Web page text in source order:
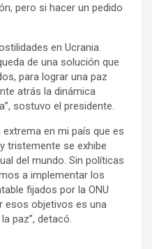
pero si hacer un pedido
en Ucrania.
de una solución que
para lograr una paz
atrás la dinámica
sostuvo el presidente.
en mi país que es
tristemente se exhibe
del mundo. Sin políticas
a implementar los
fijados por la ONU
esos objetivos es una
paz”, detacó.